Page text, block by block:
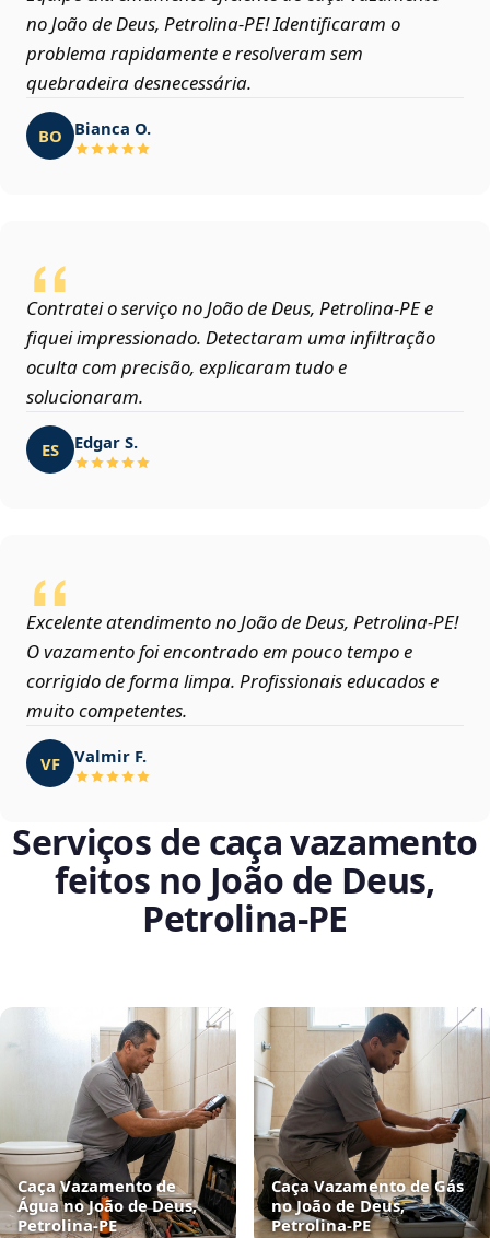
no João de Deus, Petrolina‑PE! Identificaram o
problema rapidamente e resolveram sem
quebradeira desnecessária.
BO Bianca O.
Contratei o serviço no João de Deus, Petrolina‑PE e
fiquei impressionado. Detectaram uma infiltração
oculta com precisão, explicaram tudo e
solucionaram.
ES Edgar S.
Excelente atendimento no João de Deus, Petrolina‑PE!
O vazamento foi encontrado em pouco tempo e
corrigido de forma limpa. Profissionais educados e
muito competentes.
VF Valmir F.
Serviços de caça vazamento
feitos no João de Deus,
Petrolina‑PE
Caça Vazamento de
Água no João de Deus,
Petrolina‑PE
Caça Vazamento de Gás
no João de Deus,
Petrolina‑PE